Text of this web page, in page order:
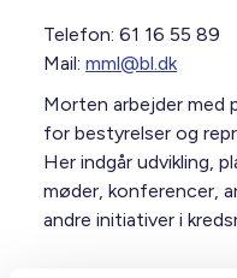
Telefon: 61 16 55 89
Mail:mml@bl.dk
Morten arbejder med
for bestyrelser og
Her indgår udvikling,
møder, konferencer,
andre initiativer i